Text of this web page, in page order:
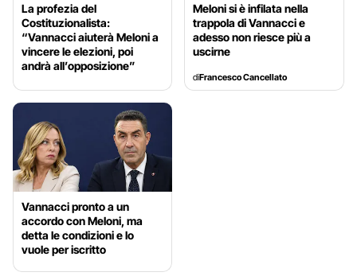
La profezia del
Costituzionalista:
“Vannacci aiuterà Meloni a
vincere le elezioni, poi
andrà all’opposizione”
Meloni si è infilata nella
trappola di Vannacci e
adesso non riesce più a
uscirne
diFrancesco Cancellato
Vannacci pronto a un
accordo con Meloni, ma
detta le condizioni e lo
vuole per iscritto